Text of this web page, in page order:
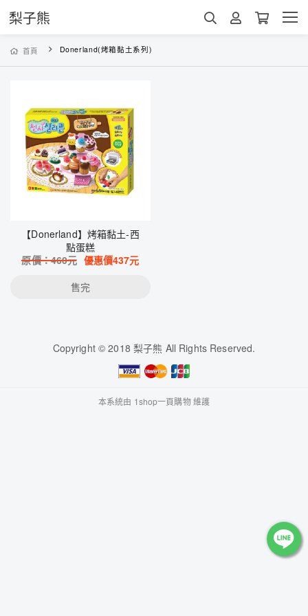
梨子熊
首頁 Donerland(烤箱黏土系列)
【Donerland】烤箱黏土-西
點蛋糕
原價：460元 優惠價437元
售完
Copyright © 2018 梨子熊 All Rights Reserved.
本系統由 1shop一頁購物維護